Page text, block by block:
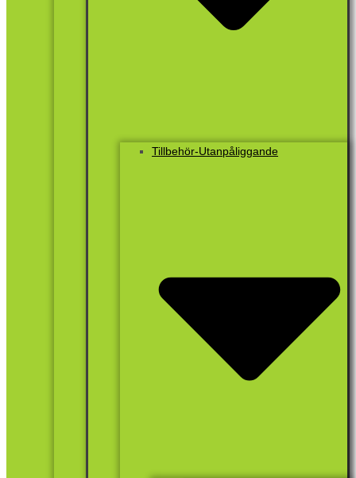
Tillbehör-Utanpåliggande